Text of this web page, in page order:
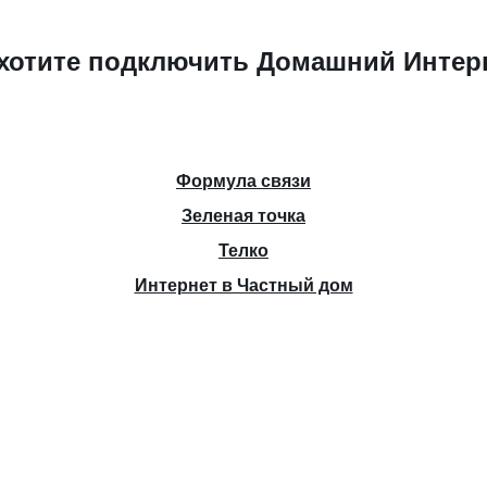
подключить Домашний
Формула связи
Зеленая точка
Телко
Интернет в Частный дом